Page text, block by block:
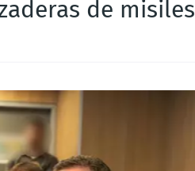
de misiles